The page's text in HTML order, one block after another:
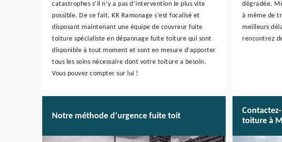
catastrophes s’il n’y a pas d’intervention le plus vite
possible. De ce fait, KR Ramonage s’est focalisé et
disposant maintenant une équipe de couvreur fuite
toiture spécialiste en dépannage fuite toiture qui sont
disponible à tout moment et sont en mesure d’apporter
tous les soins nécessaire dont votre toiture a besoin.
Vous pouvez compter sur lui !
dégradée.
à même de
meilleurs
rencontrez
Notre méthode d’urgence fuite toit
toiture à